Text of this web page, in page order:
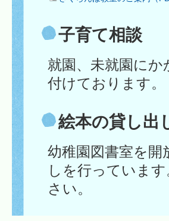
子育て相談
就園、未就園に
付けております。
絵本の貸し出
幼稚園図書室を開
しを行っていま
さい。